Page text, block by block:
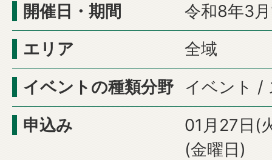
開催日・期間
令和8年3
エリア
全域
イベントの種類分野
イベント /
申込み
01月27日(
(金曜日)